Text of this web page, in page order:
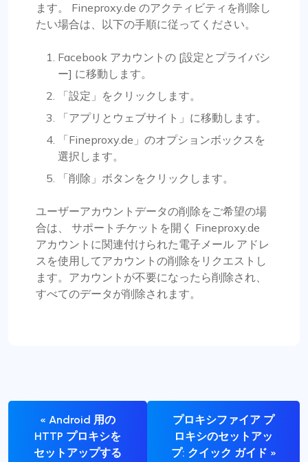
ます。 Fineproxy.de のアクティビティを削除し
たい場合は、以下の手順に従ってください。
Facebook アカウントの [設定とプライバシ
ー] に移動します。
「設定」をクリックします。
「アプリとウェブサイト」に移動します。
「Fineproxy.de」のオプションボックスを
選択します。
「削除」ボタンをクリックします。
ユーザーアカウントデータの削除をご希望の場
合は、 サポートチケットを開く Fineproxy.de
アカウントに関連付けられた電子メール アドレ
スを使用してアカウントの削除をリクエストし
ます。アカウントが不要になったら削除され、
すべてのデータが削除されます。
« Android 用の
HTTP プロキシを
セットアップする
プロキシファイア プ
ロキシのセットアッ
プ: クイック ガイド »